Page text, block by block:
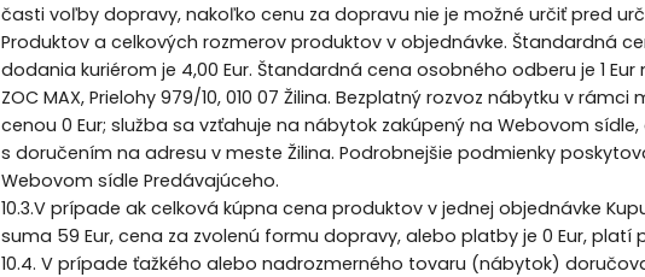
časti voľby dopravy, nakoľko cenu za dopravu nie je možné určiť pred
Produktov a celkových rozmerov produktov v objednávke. Štandardná
dodania kuriérom je 4,00 Eur. Štandardná cena osobného odberu je 1 Eur
ZOC MAX, Prielohy 979/10, 010 07 Žilina. Bezplatný rozvoz nábytku v
cenou 0 Eur; služba sa vzťahuje na nábytok zakúpený na Webovom
s doručením na adresu v meste Žilina. Podrobnejšie podmienky
Webovom sídle Predávajúceho.
10.3.V prípade ak celková kúpna cena produktov v jednej objednávke
suma 59 Eur, cena za zvolenú formu dopravy, alebo platby je 0 Eur, platí
10.4. V prípade ťažkého alebo nadrozmerného tovaru (nábytok)